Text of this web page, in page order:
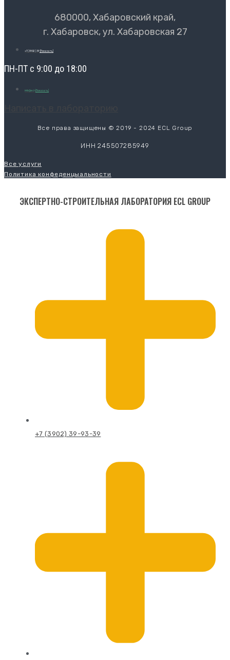
680000, Хабаровский край,
г. Хабаровск, ул. Хабаровская 27
+7 (3902) 39 [Показать]
ПН-ПТ с 9:00 до 18:00
info@ecl- [Показать]
Все права защищены © 2019 - 2024 ECL Group
ИНН 245507285949
Все услуги
Политика конфеденцыальности
ЭКСПЕРТНО-СТРОИТЕЛЬНАЯ ЛАБОРАТОРИЯ ECL GROUP
+7 (3902) 39-93-39